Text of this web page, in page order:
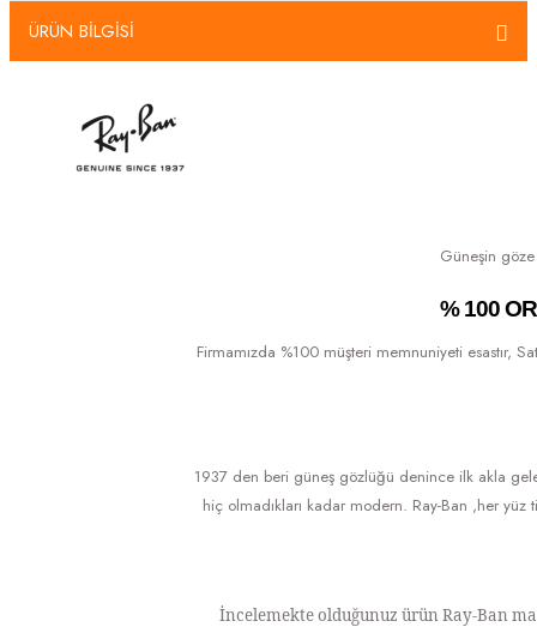
ÜRÜN BİLGİSİ
Güneşin göze
% 100
Firmamızda %100 müşteri memnuniyeti esastır,
1937 den beri güneş gözlüğü denince ilk akla
hiç olmadıkları kadar modern. Ray-Ban ,her
İncelemekte olduğunuz ürün Ray-Ban